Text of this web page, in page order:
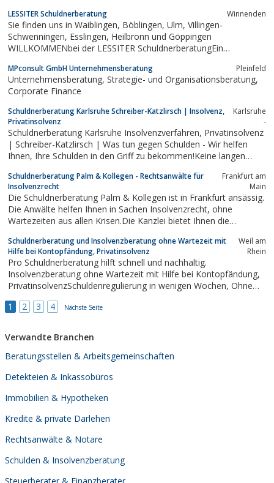
LESSITER Schuldnerberatung Winnenden
Sie finden uns in Waiblingen, Böblingen, Ulm, Villingen-
Schwenningen, Esslingen, Heilbronn und Göppingen
WILLKOMMENbei der LESSITER SchuldnerberatungEin
MPconsult GmbH Unternehmensberatung Pleinfeld
Unternehmensberatung, Strategie- und Organisationsberatung,
Corporate Finance
Schuldnerberatung Karlsruhe Schreiber-Katzlirsch | Insolvenz,
Privatinsolvenz
Karlsruhe
-
Schuldnerberatung Karlsruhe Insolvenzverfahren, Privatinsolvenz
| Schreiber-Katzlirsch | Was tun gegen Schulden - Wir helfen
Ihnen, Ihre Schulden in den Griff zu bekommen!Keine langen
Vorträge.
Schuldnerberatung Palm & Kollegen - Rechtsanwälte für
Insolvenzrecht
Frankfurt am
Main
Die Schuldnerberatung Palm & Kollegen ist in Frankfurt ansässig.
Die Anwälte helfen Ihnen in Sachen Insolvenzrecht, ohne
Wartezeiten aus allen Krisen.Die Kanzlei bietet Ihnen die
Vergleichen mit Ihren Gläubigern. Ebenso die Durchführung von
Verbraucher- und...
Schuldnerberatung und Insolvenzberatung ohne Wartezeit mit
Hilfe bei Kontopfändung, Privatinsolvenz
Weil am
Rhein
Pro Schuldnerberatung hilft schnell und nachhaltig.
Insolvenzberatung ohne Wartezeit mit Hilfe bei Kontopfändung,
PrivatinsolvenzSchuldenregulierung in wenigen Wochen, Ohne
1 2 3 4 Nächste Seite
Verwandte Branchen
Beratungsstellen & Arbeitsgemeinschaften
Detekteien & Inkassobüros
Immobilien & Hypotheken
Kredite & private Darlehen
Rechtsanwälte & Notare
Schulden & Insolvenzberatung